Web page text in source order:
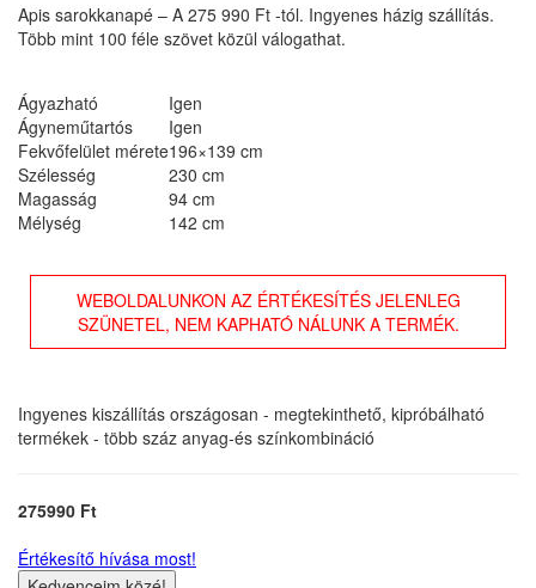
Apis sarokkanapé – A 275 990 Ft -tól. Ingyenes házig szállítás.
Több mint 100 féle szövet közül válogathat.
Ágyazható
Igen
Ágyneműtartós
Igen
Fekvőfelület mérete196×139 cm
Szélesség
230 cm
Magasság
94 cm
Mélység
142 cm
WEBOLDALUNKON AZ ÉRTÉKESÍTÉS JELENLEG
SZÜNETEL, NEM KAPHATÓ NÁLUNK A TERMÉK.
Ingyenes kiszállítás országosan - megtekinthető, kipróbálható
termékek - több száz anyag-és színkombináció
275990 Ft
Értékesítő hívása most!